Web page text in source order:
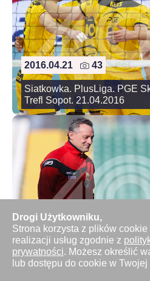
Drogi Użytkowniku,
Strona korzysta z plików cookie
realizacji usług zgodnie z
prywatności. Możesz określić
lub dostępu do cookie w
2016.04.21 43
Siatkowka. PlusLiga. PGE
Trefl Sopot. 21.04.2016
2016.04.21 34
Pilka nozna. Ekstraklasa.
na Traugutta. 21.04.2016